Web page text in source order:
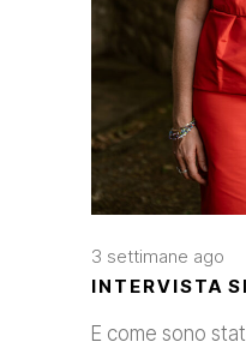
3 settimane ago
INTERVISTA
E come sono